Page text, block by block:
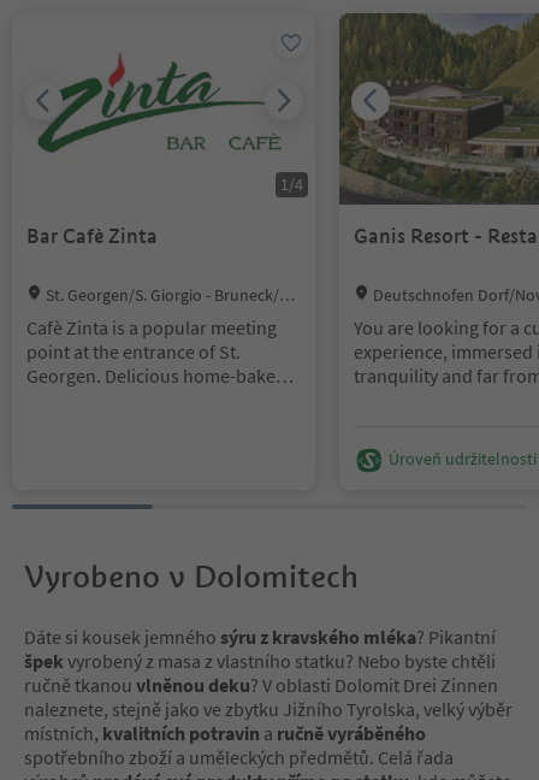
wails of a banished
1 /4
Bar Cafè Zinta
Location:
St. Georgen/S. Giorgio - Bruneck/Br
gion Kronplatz/Plan de Corones
Cafè Zinta is a popular meeting
point at the entrance of St.
Georgen. Delicious home-baked
Ganis Resort -
Location:
Deutschnofen Dorf/
Dolomites Region
You are looking for a
experience, immersed
tranquility and far
forests, is the perfect
Summer, enjoy the
accompanied by the
fireplace. Always with
of the most iconic
ranges of the
We offer classic South
dishes alongside
specialties, prepared
Úroveň udržitelnosti
Vyrobeno v Dolomitech
Dáte si kousek jemného sýru z kravského mléka? Pikantní
špek vyrobený z masa z vlastního statku? Nebo byste chtěli
ručně tkanou vlněnou deku? V oblasti Dolomit Drei Zinnen
naleznete, stejně jako ve zbytku Jižního Tyrolska, velký výběr
místních, kvalitních potravin a ručně vyráběného
spotřebního zboží a uměleckých předmětů. Celá řada